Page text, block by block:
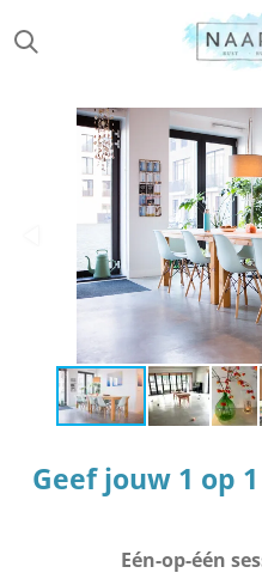
direct
hoofdinhoud
Geef jouw 1 op
Eén-op-één